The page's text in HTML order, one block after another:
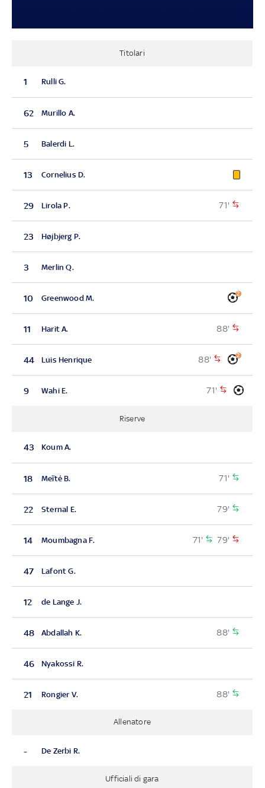
Titolari
1 Rulli G.
62 Murillo A.
5 Balerdi L.
13 Cornelius D.
29 Lirola P. 71'
23 Højbjerg P.
3 Merlin Q.
10 Greenwood M. 2
11 Harit A. 88'
44 Luis Henrique 88' 2
9 Wahi E. 71'
Riserve
43 Koum A.
18 Meïté B. 71'
22 Sternal E. 79'
14 Moumbagna F. 71' 79'
47 Lafont G.
12 de Lange J.
48 Abdallah K. 88'
46 Nyakossi R.
21 Rongier V. 88'
Allenatore
- De Zerbi R.
Ufficiali di gara